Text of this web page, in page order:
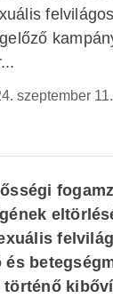
szeptember
történő